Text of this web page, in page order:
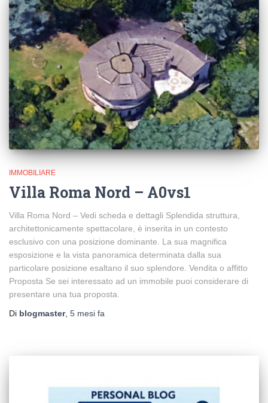
IMMOBILIARE
Villa Roma Nord – A0vs1
Villa Roma Nord – Vedi scheda e dettagli Splendida struttura,
architettonicamente spettacolare, è inserita in un contesto
esclusivo con una posizione dominante. La sua magnifica
esposizione e la vista panoramica determinata dalla sua
particolare posizione esaltano il suo splendore. Vendita o affitto
Proposta Se sei interessato ad un immobile puoi considerare di
presentare una tua proposta.
Di blogmaster, 5 mesi fa